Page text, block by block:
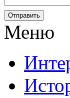
Отправить
Меню